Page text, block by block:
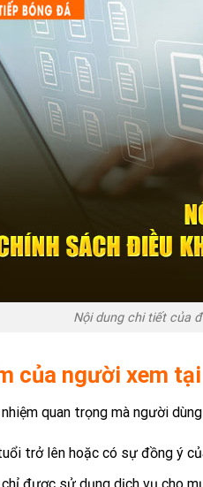
Nội dung chi tiết của
của người xem
quan trọng mà người
trở lên hoặc có sự đồng ý
được sử dụng dịch vụ cho